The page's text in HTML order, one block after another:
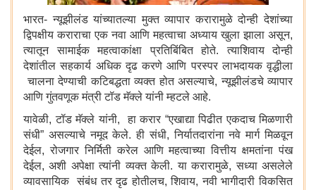
भारत- न्यूझीलंड यांच्यातल्या मुक्त व्यापार करारामुळे दोन्ही देशांच्या
द्विपक्षीय कराराचा एक नवा आणि महत्वाचा अध्याय खुला झाला असून,
त्यातून सामाईक महत्वाकांक्षा प्रतिबिंबित होते. त्याशिवाय दोन्ही
देशांतील सहकार्य अधिक दृढ करणे आणि परस्पर लाभदायक वृद्धीला
चालना देण्याची कटिबद्धता व्यक्त होत असल्याचे, न्यूझीलंडचे व्यापार
आणि गुंतवणूक मंत्री टॉड मॅक्ले यांनी म्हटले आहे.
यावेळी, टॉड मॅक्ले यांनी, हा करार “एखाद्या पिढीत एकदाच मिळणारी
संधी” असल्याचे नमूद केले. ही संधी, निर्यातदारांना नवे मार्ग मिळवून
देईल, रोजगार निर्मिती करेल आणि महत्वाच्या वित्तीय क्षमतांना पंख
देईल, अशी अपेक्षा त्यांनी व्यक्त केली. या करारामुळे, सध्या असलेले
व्यावसायिक संबंध तर दृढ होतीलच, शिवाय, नवी भागीदारी विकसित